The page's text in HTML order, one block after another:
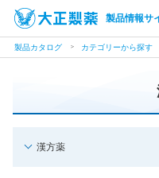
製品情報サ
製品カタログ カテゴリーから探す
漢方薬